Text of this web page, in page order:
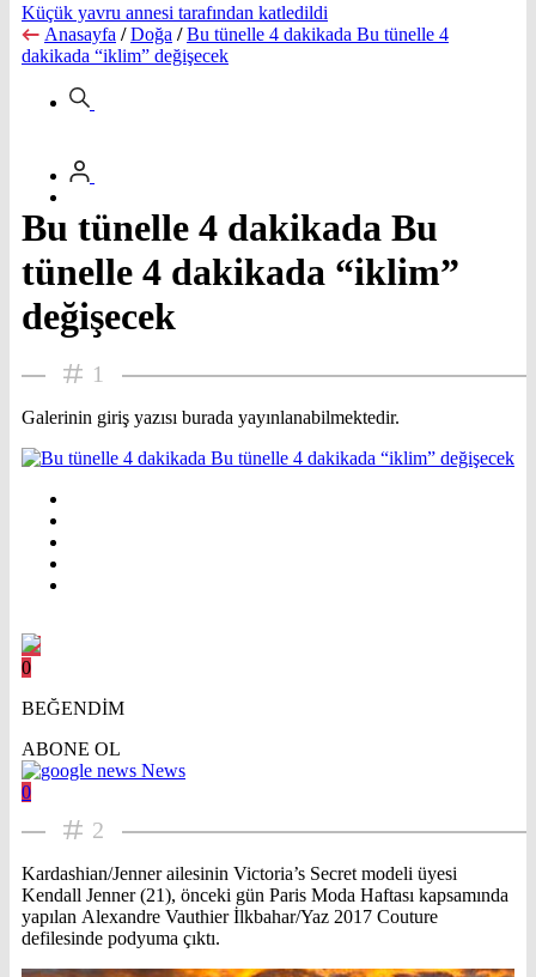
Küçük yavru annesi tarafından katledildi
Anasayfa / Doğa / Bu tünelle 4 dakikada Bu tünelle 4
dakikada “iklim” değişecek
Bu tünelle 4 dakikada Bu
tünelle 4 dakikada “iklim”
değişecek
1
Galerinin giriş yazısı burada yayınlanabilmektedir.
0
BEĞENDİM
ABONE OL
News
0
2
Kardashian/Jenner ailesinin Victoria’s Secret modeli üyesi
Kendall Jenner (21), önceki gün Paris Moda Haftası kapsamında
yapılan Alexandre Vauthier İlkbahar/Yaz 2017 Couture
defilesinde podyuma çıktı.